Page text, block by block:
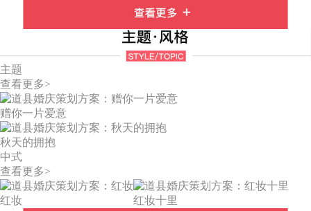
主题
查看更多>
赠你一片爱意
秋天的拥抱
中式
查看更多>
红妆 红妆十里